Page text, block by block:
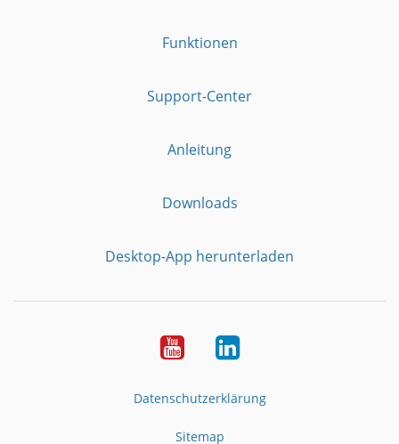
Funktionen
Support-Center
Anleitung
Downloads
Desktop-App herunterladen
YouTubeLinkedIn
Datenschutzerklärung
Sitemap